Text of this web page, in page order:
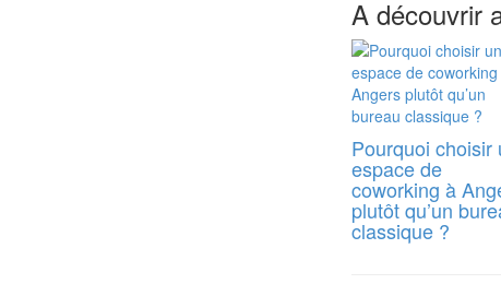
A découvrir
Pourquoi choisir
espace de
coworking à
plutôt qu’un
classique ?